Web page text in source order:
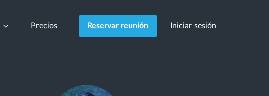
Precios Reservar reunión Iniciar sesión